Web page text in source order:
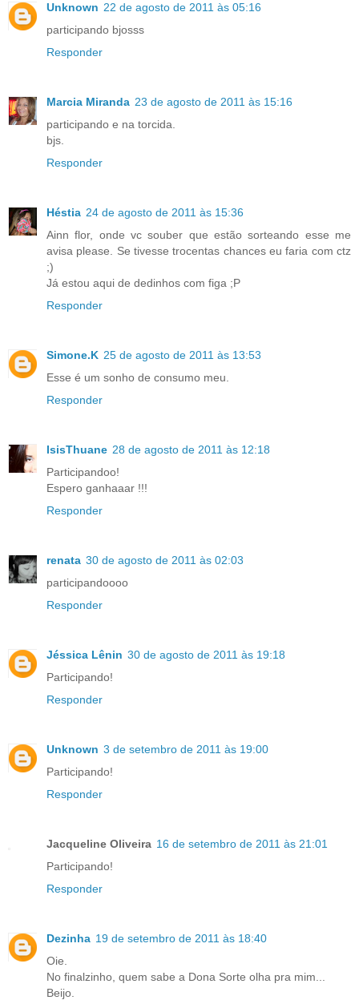
Unknown 22 de agosto de 2011 às 05:16
participando bjosss
Responder
Marcia Miranda 23 de agosto de 2011 às 15:16
participando e na torcida.
bjs.
Responder
Héstia 24 de agosto de 2011 às 15:36
Ainn flor, onde vc souber que estão sorteando esse me
avisa please. Se tivesse trocentas chances eu faria com ctz
;)
Já estou aqui de dedinhos com figa ;P
Responder
Simone.K 25 de agosto de 2011 às 13:53
Esse é um sonho de consumo meu.
Responder
IsisThuane 28 de agosto de 2011 às 12:18
Participandoo!
Espero ganhaaar !!!
Responder
renata 30 de agosto de 2011 às 02:03
participandoooo
Responder
­Jéssica Lênin 30 de agosto de 2011 às 19:18
Participando!
Responder
Unknown 3 de setembro de 2011 às 19:00
Participando!
Responder
Jacqueline Oliveira 16 de setembro de 2011 às 21:01
Participando!
Responder
Dezinha 19 de setembro de 2011 às 18:40
Oie.
No finalzinho, quem sabe a Dona Sorte olha pra mim...
Beijo.